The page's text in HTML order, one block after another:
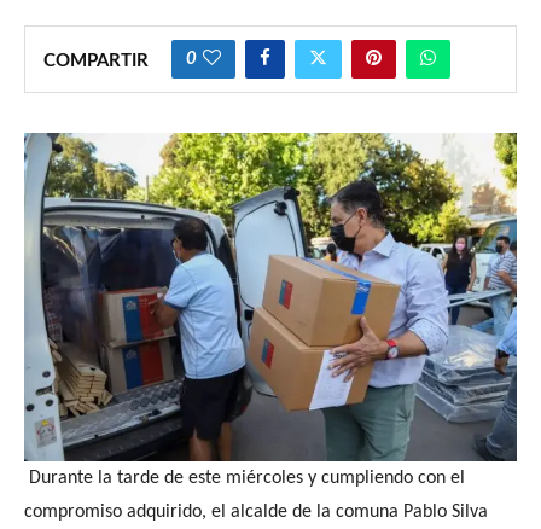
COMPARTIR 0
Durante la tarde de este miércoles y cumpliendo con el
compromiso adquirido, el alcalde de la comuna Pablo Silva